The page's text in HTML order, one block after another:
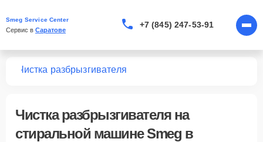
Smeg Service Center
Сервис в Саратове
+7 (845) 247-53-91
Чистка разбрызгивателя
Чистка разбрызгивателяна
стиральной машине Smeg в